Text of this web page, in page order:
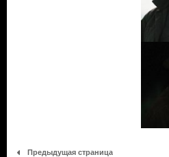
Предыдущая страница